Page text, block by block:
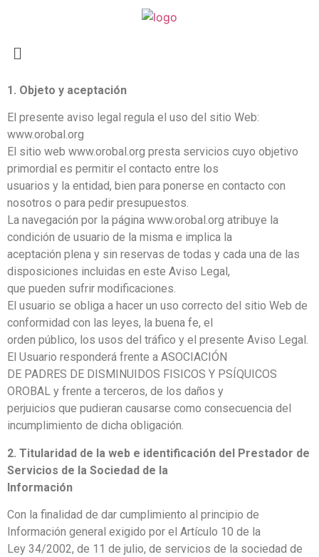
1. Objeto y aceptación
El presente aviso legal regula el uso del sitio Web:
www.orobal.org
El sitio web www.orobal.org presta servicios cuyo objetivo
primordial es permitir el contacto entre los
usuarios y la entidad, bien para ponerse en contacto con
nosotros o para pedir presupuestos.
La navegación por la página www.orobal.org atribuye la
condición de usuario de la misma e implica la
aceptación plena y sin reservas de todas y cada una de las
disposiciones incluidas en este Aviso Legal,
que pueden sufrir modificaciones.
El usuario se obliga a hacer un uso correcto del sitio Web de
conformidad con las leyes, la buena fe, el
orden público, los usos del tráfico y el presente Aviso Legal.
El Usuario responderá frente a ASOCIACIÓN
DE PADRES DE DISMINUIDOS FISICOS Y PSÍQUICOS
OROBAL y frente a terceros, de los daños y
perjuicios que pudieran causarse como consecuencia del
incumplimiento de dicha obligación.
2. Titularidad de la web e identificación del Prestador de
Servicios de la Sociedad de la
Información
Con la finalidad de dar cumplimiento al principio de
Información general exigido por el Artículo 10 de la
Ley 34/2002, de 11 de julio, de servicios de la sociedad de